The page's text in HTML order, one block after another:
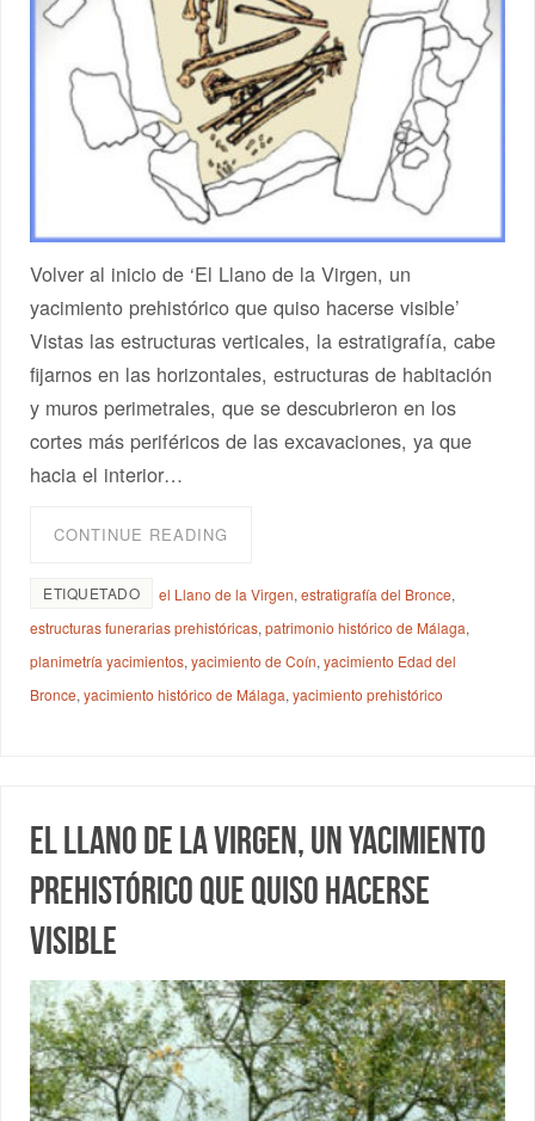
Volver al inicio de ‘El Llano de la Virgen, un
yacimiento prehistórico que quiso hacerse visible’
Vistas las estructuras verticales, la estratigrafía, cabe
fijarnos en las horizontales, estructuras de habitación
y muros perimetrales, que se descubrieron en los
cortes más periféricos de las excavaciones, ya que
hacia el interior…
CONTINUE READING
ETIQUETADO el Llano de la Virgen,estratigrafía del Bronce,
estructuras funerarias prehistóricas,patrimonio histórico de Málaga,
planimetría yacimientos,yacimiento de Coín,yacimiento Edad del
Bronce,yacimiento histórico de Málaga,yacimiento prehistórico
El Llano de la Virgen, un yacimiento
prehistórico que quiso hacerse
visible